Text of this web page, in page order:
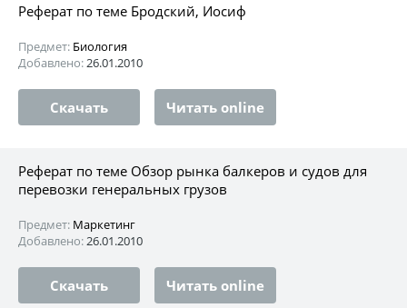
Реферат по теме Бродский, Иосиф
Предмет: Биология
Добавлено:26.01.2010
Скачать Читать online
Реферат по теме Обзор рынка балкеров и судов для
перевозки генеральных грузов
Предмет: Маркетинг
Добавлено:26.01.2010
Скачать Читать online